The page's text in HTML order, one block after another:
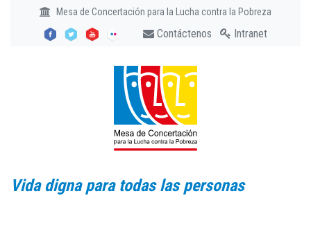
Mesa de Concertación para la Lucha contra la Pobreza
Contáctenos Intranet
Vida digna para todas las personas